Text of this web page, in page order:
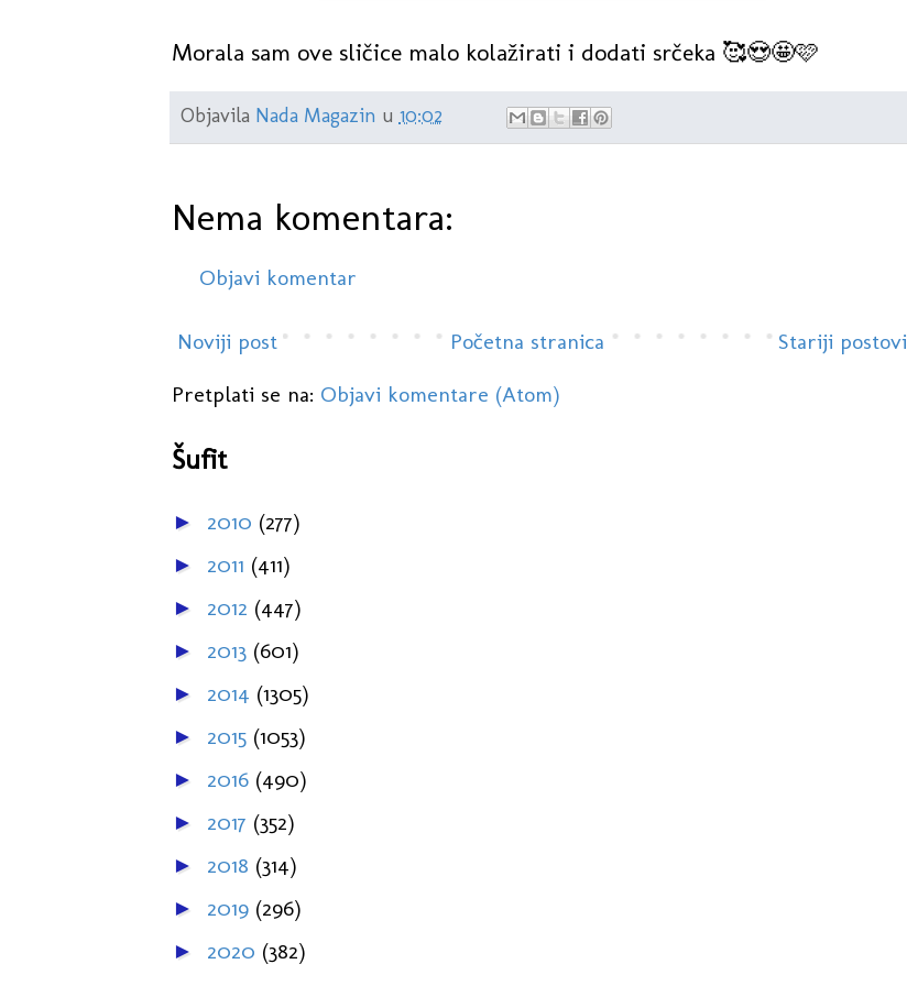
Morala sam ove sličice malo kolažirati i dodati srčeka 🥰😍🤩🩷
Objavila Nada Magazin u 10:02
Nema komentara:
Objavi komentar
Noviji post Stariji postovi
Početna stranica
Pretplati se na: Objavi komentare (Atom)
Šufit
► 2010 (277)
► 2011 (411)
► 2012 (447)
► 2013 (601)
► 2014 (1305)
► 2015 (1053)
► 2016 (490)
► 2017 (352)
► 2018 (314)
► 2019 (296)
► 2020 (382)